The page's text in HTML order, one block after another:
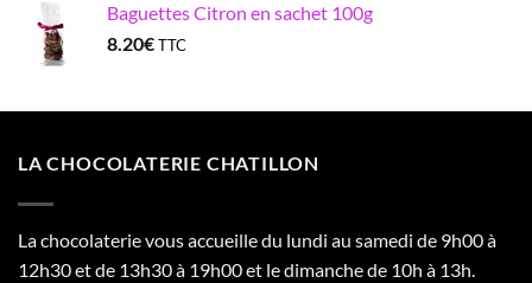
16.40€
Baguettes Citron en sachet 100g
8.20€TTC
LA CHOCOLATERIE CHATILLON
La chocolaterie vous accueille du lundi au samedi de 9h00 à
12h30 et de 13h30 à 19h00 et le dimanche de 10h à 13h.